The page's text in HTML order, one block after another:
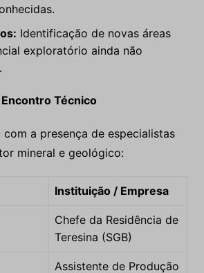
Identificação de novas áreas
exploratório ainda não
Técnico
a presença de especialistas
mineral e geológico:
Instituição / Empresa
Chefe da Residência de
Teresina (SGB)
Assistente de Produção